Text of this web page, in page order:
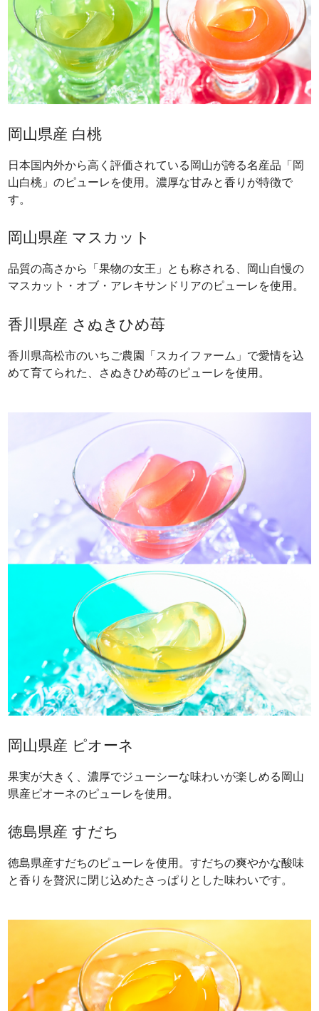
岡山県産 白桃
日本国内外から高く評価されている岡山が誇る名産品「岡
山白桃」のピューレを使用。濃厚な甘みと香りが特徴で
す。
岡山県産 マスカット
品質の高さから「果物の女王」とも称される、岡山自慢の
マスカット・オブ・アレキサンドリアのピューレを使用。
香川県産 さぬきひめ苺
香川県高松市のいちご農園「スカイファーム」で愛情を込
めて育てられた、さぬきひめ苺のピューレを使用。
岡山県産 ピオーネ
果実が大きく、濃厚でジューシーな味わいが楽しめる岡山
県産ピオーネのピューレを使用。
徳島県産 すだち
徳島県産すだちのピューレを使用。すだちの爽やかな酸味
と香りを贅沢に閉じ込めたさっぱりとした味わいです。